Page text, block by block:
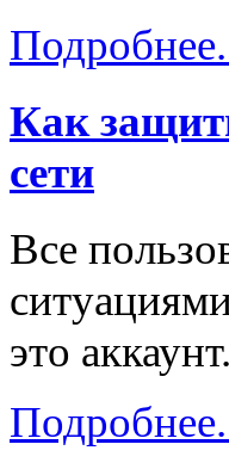
Как
сети
Все
это аккаунт.